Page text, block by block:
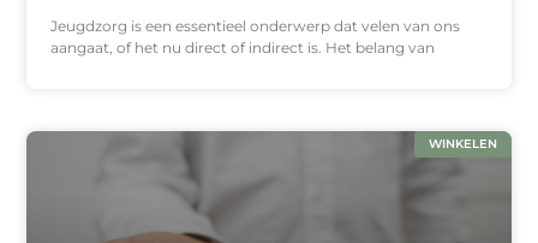
Jeugdzorg is een essentieel onderwerp dat velen van ons
aangaat, of het nu direct of indirect is. Het belang van
WINKELEN